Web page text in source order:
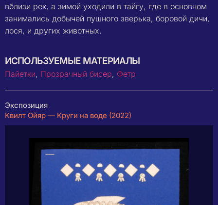
вблизи рек, а зимой уходили в тайгу, где в основном
занимались добычей пушного зверька, боровой дичи,
лося, и других животных.
ИСПОЛЬЗУЕМЫЕ МАТЕРИАЛЫ
Пайетки, Прозрачный бисер, Фетр
Экспозиция
Квилт Ойяр — Круги на воде (2022)